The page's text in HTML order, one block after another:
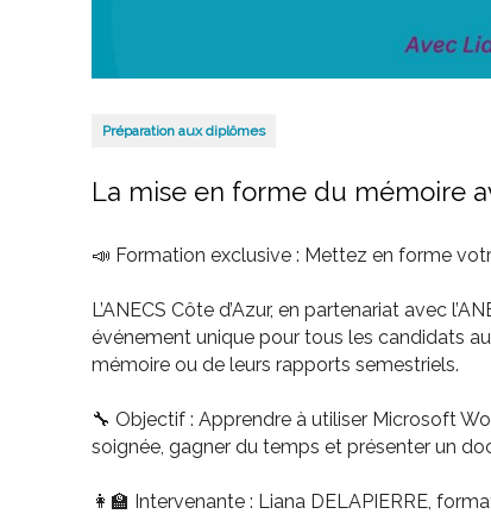
Préparation aux diplômes
La mise en forme du mémoire
📣 Formation exclusive : Mettez en forme
L’ANECS Côte d’Azur, en partenariat avec
événement unique pour tous les candidats
mémoire ou de leurs rapports semestriels.
🔧 Objectif : Apprendre à utiliser Microsoft
soignée, gagner du temps et présenter un
👩‍🏫 Intervenante : Liana DELAPIERRE,